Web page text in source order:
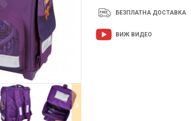
БЕЗПЛАТНА ДОСТАВКА
ВИЖ ВИДЕО